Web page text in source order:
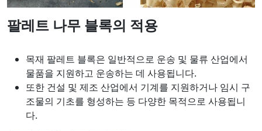
팔레트 나무 블록의 적용
목재 팔레트 블록은 일반적으로 운송 및 물류 산업에서
물품을 지원하고 운송하는 데 사용됩니다.
또한 건설 및 제조 산업에서 기계를 지원하거나 임시 구
조물의 기초를 형성하는 등 다양한 목적으로 사용됩니
다.